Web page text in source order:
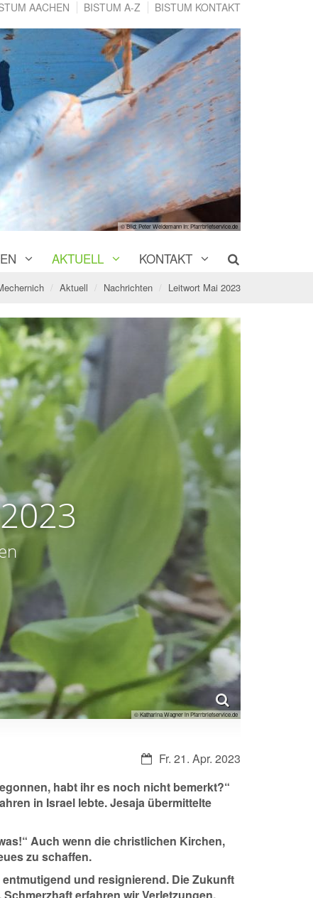
AACHEN BISTUM A-Z BISTUM KONTAKT
© Bild: Peter Weidemann In: Pfarrbriefservice.de
AKTUELL KONTAKT
Aktuell Nachrichten Leitwort Mai 2023
© Katharina Wagner in Pfarrbriefservice.de
Datum:Fr. 21. Apr. 2023
habt ihr es noch nicht bemerkt?“
in Israel lebte. Jesaja übermittelte
Auch wenn die christlichen Kirchen,
zu schaffen.
und resignierend. Die Zukunft
erfahren wir Verletzungen,